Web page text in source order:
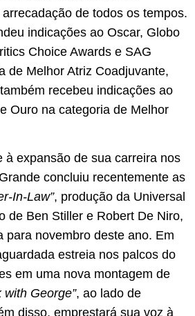
de todos os tempos.
indicações ao Oscar, Globo
Choice Awards e SAG
de Melhor Atriz Coadjuvante,
recebeu indicações ao
Ouro na categoria de Melhor
à expansão de sua carreira nos
concluiu recentemente as
In-Law”, produção da Universal
de Ben Stiller e Robert De Niro,
para novembro deste ano. Em
estreia nos palcos do
em uma nova montagem de
George”, ao lado de
disso, emprestará sua voz à